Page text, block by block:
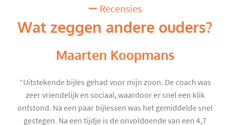
Recensies
Wat zeggen andere ouders?
Maarten Koopmans
“Uitstekende bijles gehad voor mijn zoon. De coach was
zeer vriendelijk en sociaal, waardoor er snel een klik
ontstond. Na een paar bijlessen was het gemiddelde snel
gestegen. Na een tijdje is de onvoldoende van een 4,7